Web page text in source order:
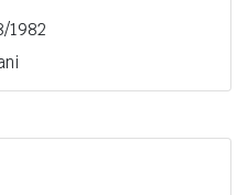
1982